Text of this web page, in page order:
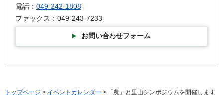
電話： 049-242-1808
ファックス：049-243-7233
お問い合わせフォーム
トップページ > イベントカレンダー > 「農」と里山シンポジウムを開催します